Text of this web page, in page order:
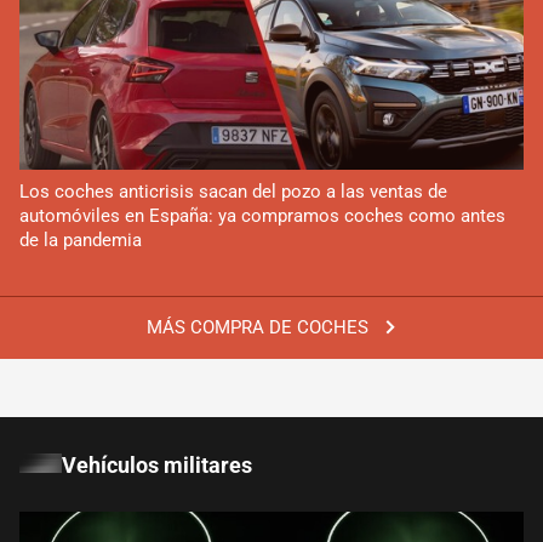
MÁS COMPRA DE COCHES
Los coches anticrisis sacan del pozo a las ventas de
automóviles en España: ya compramos coches como antes
de la pandemia
Vehículos militares